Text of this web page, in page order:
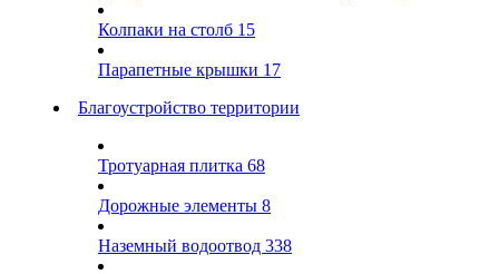
Колпаки на столб 15
Парапетные крышки 17
Благоустройство территории
Тротуарная плитка 68
Дорожные элементы 8
Наземный водоотвод 338